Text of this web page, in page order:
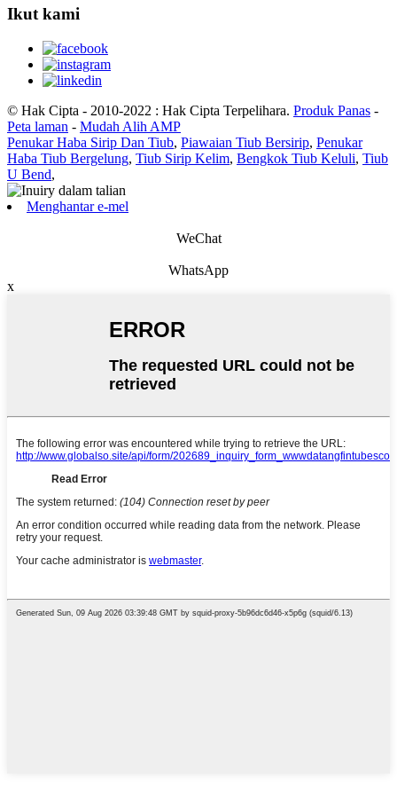
Ikut kami
© Hak Cipta - 2010-2022 : Hak Cipta Terpelihara. Produk Panas -
Peta laman - Mudah Alih AMP
Penukar Haba Sirip Dan Tiub, Piawaian Tiub Bersirip, Penukar
Haba Tiub Bergelung, Tiub Sirip Kelim, Bengkok Tiub Keluli, Tiub
U Bend,
Menghantar e-mel
WeChat
WhatsApp
x